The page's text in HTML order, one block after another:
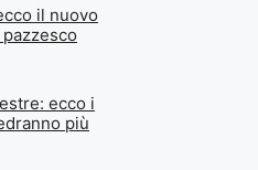
il nuovo
ecco i
più